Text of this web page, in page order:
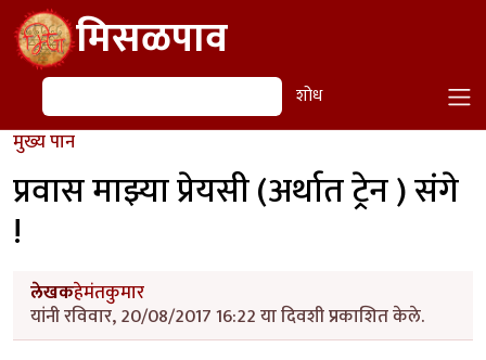
Skip to main contentमिसळपाव
शोध शोध
मुख्य पान
प्रवास माझ्या प्रेयसी (अर्थात ट्रेन ) संगे
!
लेखकहेमंतकुमार
यांनी रविवार, 20/08/2017 16:22 या दिवशी प्रकाशित केले.